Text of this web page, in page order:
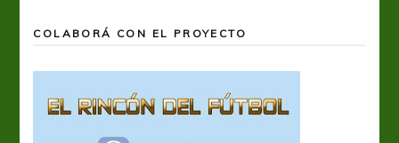
COLABORÁ CON EL PROYECTO